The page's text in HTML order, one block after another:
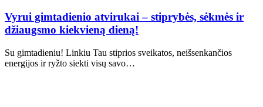
Vyrui gimtadienio atvirukai – stiprybės, sėkmės ir
džiaugsmo kiekvieną dieną!
Su gimtadieniu! Linkiu Tau stiprios sveikatos, neišsenkančios
energijos ir ryžto siekti visų savo…